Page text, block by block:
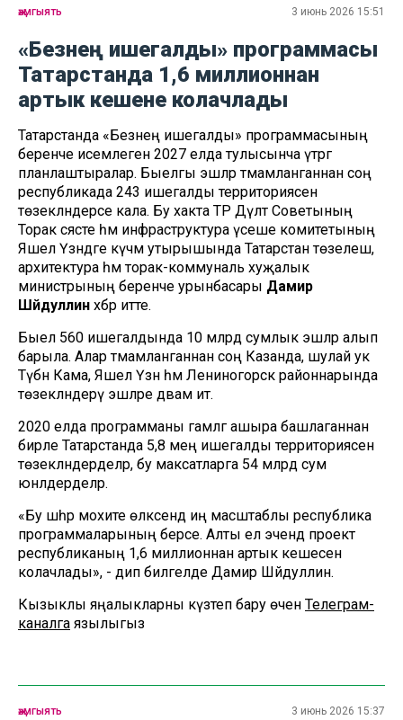
җәмгыять 3 июнь 2026 15:51
«Безнең ишегалды» программасы
Татарстанда 1,6 миллионнан
артык кешене колачлады
Татарстанда «Безнең ишегалды» программасының
беренче исемлеген 2027 елда тулысынча үтәргә
планлаштыралар. Быелгы эшләр тәмамланганнан соң
республикада 243 ишегалды территориясен
төзекләндерәсе кала. Бу хакта ТР Дәүләт Советының
Торак сәясәте һәм инфраструктура үсеше комитетының
Яшел Үзәндәге күчмә утырышында Татарстан төзелеш,
архитектура һәм торак-коммуналь хуҗалык
министрының беренче урынбасары Дамир
Шәйдуллин хәбәр итте.
Быел 560 ишегалдында 10 млрд сумлык эшләр алып
барыла. Алар тәмамланганнан соң Казанда, шулай ук
Түбән Кама, Яшел Үзән һәм Лениногорск районнарында
төзекләндерү эшләре дәвам итә.
2020 елда программаны гамәлгә ашыра башлаганнан
бирле Татарстанда 5,8 мең ишегалды территориясен
төзекләндерделәр, бу максатларга 54 млрд сум
юнәлдерделәр.
«Бу шәһәр мохите өлкәсендә иң масштаблы республика
программаларының берсе. Алты ел эчендә проект
республиканың 1,6 миллионнан артык кешесен
колачлады», - дип билгеләде Дамир Шәйдуллин.
Кызыклы яңалыкларны күзәтеп бару өчен Телеграм-
каналга язылыгыз
җәмгыять 3 июнь 2026 15:37